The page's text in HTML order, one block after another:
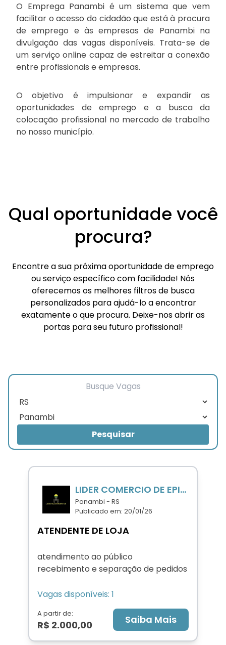
O Emprega Panambi é um sistema que vem
facilitar o acesso do cidadão que está à procura
de emprego e às empresas de Panambi na
divulgação das vagas disponíveis. Trata-se de
um serviço online capaz de estreitar a conexão
entre profissionais e empresas.
O objetivo é impulsionar e expandir as
oportunidades de emprego e a busca da
colocação profissional no mercado de trabalho
no nosso município.
Qual oportunidade você
procura?
Encontre a sua próxima oportunidade de emprego
ou serviço específico com facilidade! Nós
oferecemos os melhores filtros de busca
personalizados para ajudá-lo a encontrar
exatamente o que procura. Deixe-nos abrir as
portas para seu futuro profissional!
Nome da Vaga
Estado
Cidade
Pesquisar
LIDER COMERCIO DE EPIS ABRASIVOS E FERRAMENTAS LTDA
Panambi - RS
Publicado em: 20/01/26
ATENDENTE DE LOJA
atendimento ao público
recebimento e separação de pedidos
Vagas disponíveis: 1
A partir de:
R$ 2.000,00 Saiba Mais